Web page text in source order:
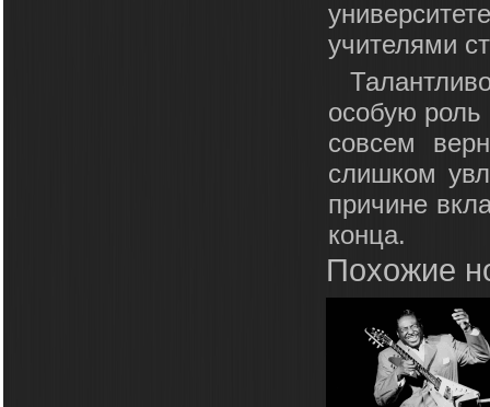
учителями
особую
совсем
слишком
причине
конца.
Похожие